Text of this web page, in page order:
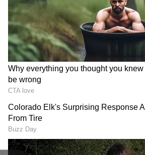
DOWNLOAD APP